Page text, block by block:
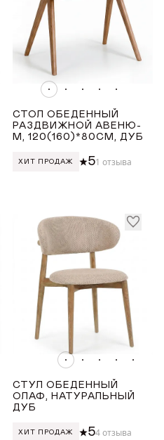
СТОЛ ОБЕДЕННЫЙ
РАЗДВИЖНОЙ АВЕНЮ-
М, 120(160)*80СМ, ДУБ
ХИТ ПРОДАЖ 51 отзыва
СТУЛ ОБЕДЕННЫЙ
ОЛАФ, НАТУРАЛЬНЫЙ
ДУБ
ХИТ ПРОДАЖ 54 отзыва